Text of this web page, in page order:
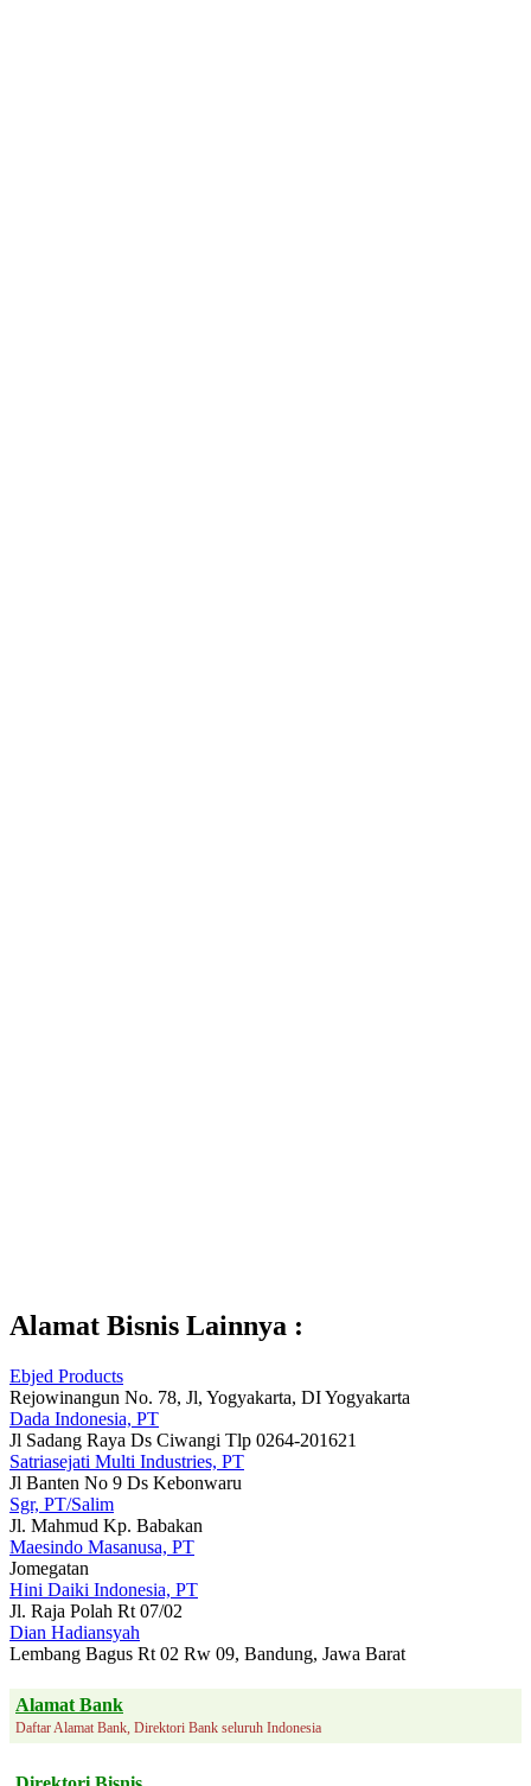
Alamat Bisnis Lainnya :
Ebjed Products
Rejowinangun No. 78, Jl, Yogyakarta, DI Yogyakarta
Dada Indonesia, PT
Jl Sadang Raya Ds Ciwangi Tlp 0264-201621
Satriasejati Multi Industries, PT
Jl Banten No 9 Ds Kebonwaru
Sgr, PT/Salim
Jl. Mahmud Kp. Babakan
Maesindo Masanusa, PT
Jomegatan
Hini Daiki Indonesia, PT
Jl. Raja Polah Rt 07/02
Dian Hadiansyah
Lembang Bagus Rt 02 Rw 09, Bandung, Jawa Barat
Alamat Bank
Daftar Alamat Bank, Direktori Bank seluruh Indonesia